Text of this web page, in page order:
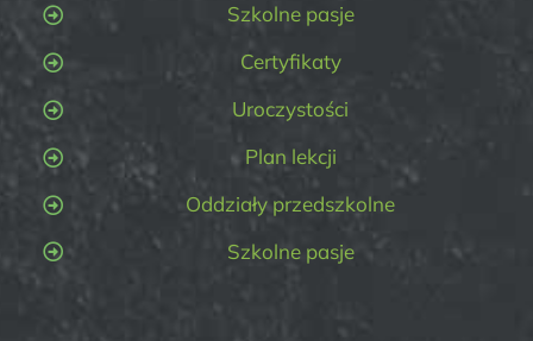
Szkolne pasje
Certyfikaty
Uroczystości
Plan lekcji
Oddziały przedszkolne
Szkolne pasje